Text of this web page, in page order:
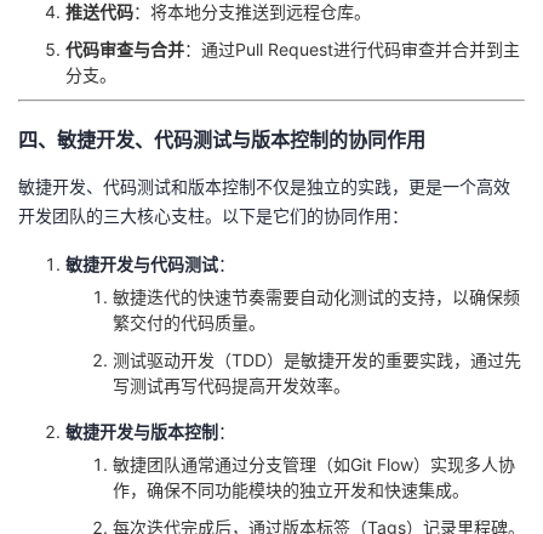
推送代码：将本地分支推送到远程仓库。
代码审查与合并：通过Pull Request进行代码审查并合并到主
分支。
四、敏捷开发、代码测试与版本控制的协同作用
敏捷开发、代码测试和版本控制不仅是独立的实践，更是一个高效
开发团队的三大核心支柱。以下是它们的协同作用：
敏捷开发与代码测试：
敏捷迭代的快速节奏需要自动化测试的支持，以确保频
繁交付的代码质量。
测试驱动开发（TDD）是敏捷开发的重要实践，通过先
写测试再写代码提高开发效率。
敏捷开发与版本控制 ：
敏捷团队通常通过分支管理（如Git Flow）实现多人协
作，确保不同功能模块的独立开发和快速集成。
每次迭代完成后，通过版本标签（Tags）记录里程碑。